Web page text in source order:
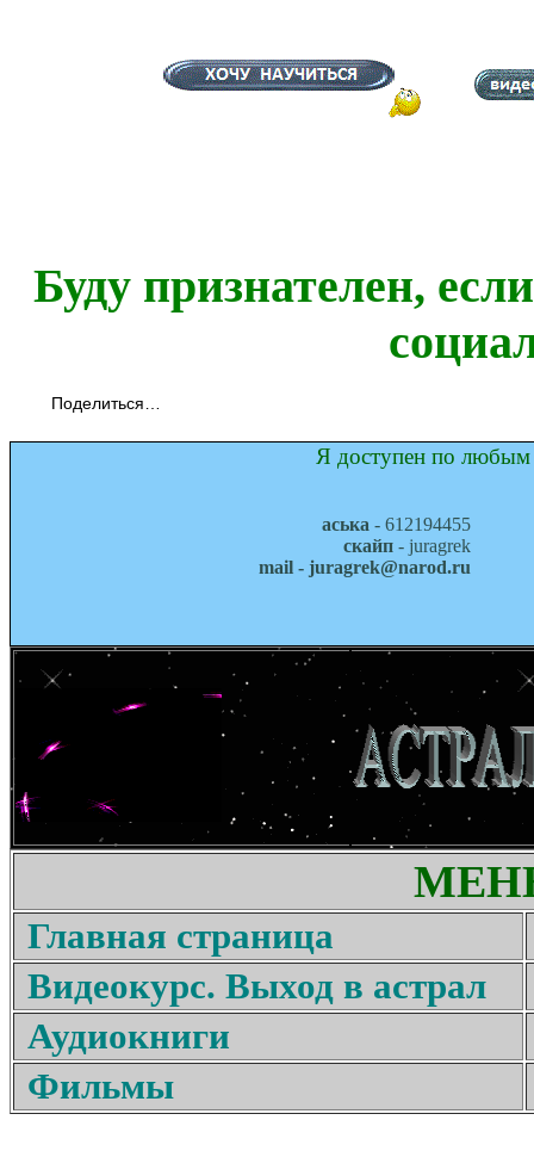
Буду признателен,
Поделиться…
Я доступен по любым
аська - 612194455
скайп - juragrek
mail - juragrek@narod.ru
Главная страница
Видеокурс. Выход в астрал
Аудиокниги
Фильмы